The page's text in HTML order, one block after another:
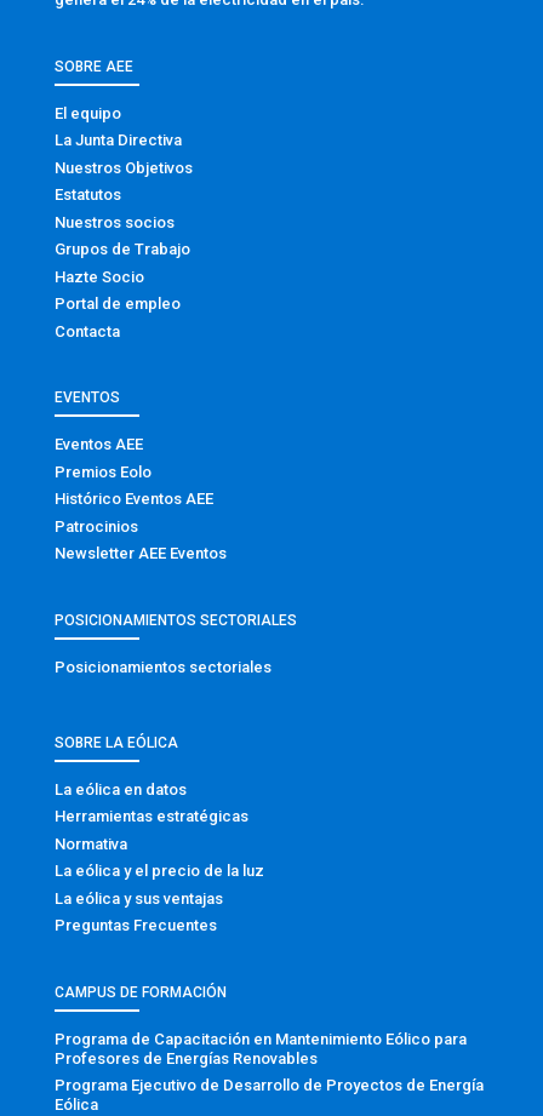
SOBRE AEE
El equipo
La Junta Directiva
Nuestros Objetivos
Estatutos
Nuestros socios
Grupos de Trabajo
Hazte Socio
Portal de empleo
Contacta
EVENTOS
Eventos AEE
Premios Eolo
Histórico Eventos AEE
Patrocinios
Newsletter AEE Eventos
POSICIONAMIENTOS SECTORIALES
Posicionamientos sectoriales
SOBRE LA EÓLICA
La eólica en datos
Herramientas estratégicas
Normativa
La eólica y el precio de la luz
La eólica y sus ventajas
Preguntas Frecuentes
CAMPUS DE FORMACIÓN
Programa de Capacitación en Mantenimiento Eólico para
Profesores de Energías Renovables
Programa Ejecutivo de Desarrollo de Proyectos de Energía
Eólica